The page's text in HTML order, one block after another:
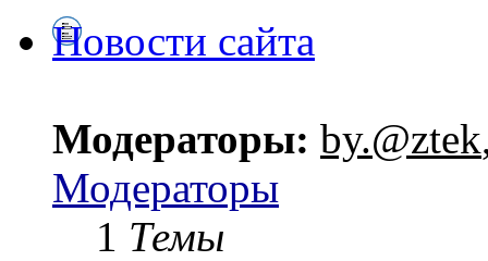
Новости сайта
Модераторы: by.@ztek
Модераторы
1 Темы